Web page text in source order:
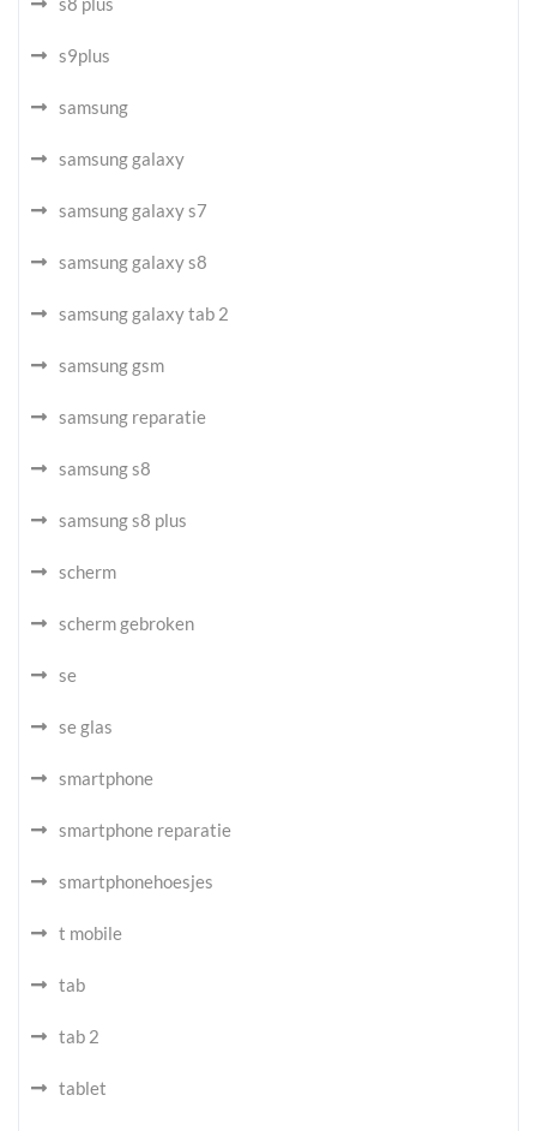
s9plus
samsung
samsung galaxy
samsung galaxy s7
samsung galaxy s8
samsung galaxy tab 2
samsung gsm
samsung reparatie
samsung s8
samsung s8 plus
scherm
scherm gebroken
se
se glas
smartphone
smartphone reparatie
smartphonehoesjes
t mobile
tab
tab 2
tablet